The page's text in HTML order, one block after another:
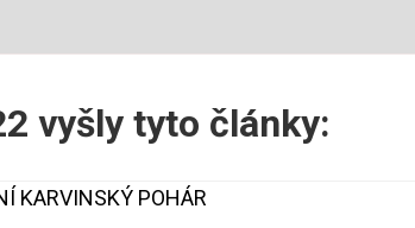
vyšly tyto články:
KARVINSKÝ POHÁR